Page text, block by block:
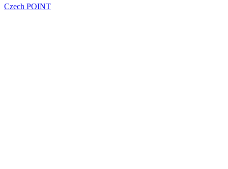
Czech POINT